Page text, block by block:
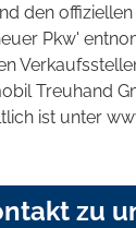
den offiziellen
Pkw'
Treuhand
ist unter
zu